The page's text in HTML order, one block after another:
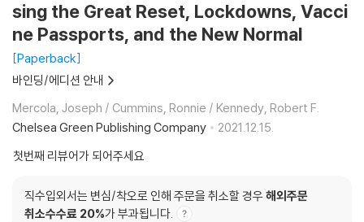
sing the Great Reset, Lockdowns, Vacci
ne Passports, and the New Normal
Paperback
바인딩/에디션 안내
Mercola, Joseph / Cummins, Ronnie / Kennedy, Robert F.
Chelsea Green Publishing Company
2021.12.15.
첫번째 리뷰어가 되어주세요
직수입외서는 변심/착오로 인해 주문을 취소할 경우 해외주문
취소수수료 20%가 부과됩니다.